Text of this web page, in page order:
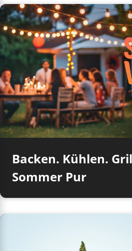
Backen. Kühlen.
Sommer Pur